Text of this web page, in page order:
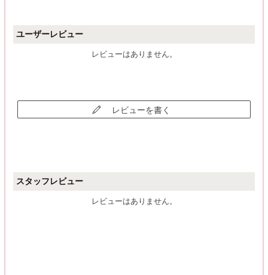
ユーザーレビュー
レビューはありません。
レビューを書く
スタッフレビュー
レビューはありません。